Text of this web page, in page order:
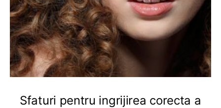
Sfaturi pentru ingrijirea corecta a